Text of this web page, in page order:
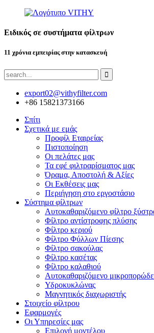
Ειδικός σε συστήματα φίλτρων
11 χρόνια εμπειρίας στην κατασκευή
export02@vithyfilter.com
+86 15821373166
Σπίτι
Σχετικά με εμάς
Προφίλ Εταιρείας
Πιστοποίηση
Οι πελάτες μας
Τα εφέ φιλτραρίσματος μας
Όραμα, Αποστολή & Αξίες
Οι Εκθέσεις μας
Περιήγηση στο εργοστάσιο
Σύστημα φίλτρων
Αυτοκαθαριζόμενο φίλτρο
Φίλτρο αντίστροφης πλύσης
Φίλτρο κεριού
Φίλτρο Φύλλων Πίεσης
Φίλτρο σακούλας
Φίλτρο κασέτας
Φίλτρο καλαθιού
Αυτοκαθαριζόμενο
Υδροκυκλώνας
Μαγνητικός διαχωριστής
Στοιχείο φίλτρου
Εφαρμογές
Οι Υπηρεσίες μας
Επιλογή μοντέλου